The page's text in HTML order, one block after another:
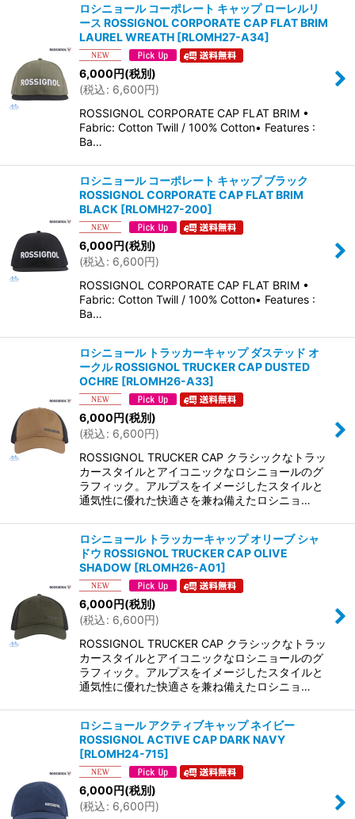
ロシニョール コーポレート キャップ ローレルリ
ース ROSSIGNOL CORPORATE CAP FLAT BRIM
LAUREL WREATH [RLOMH27-A34]
6,000円(税別)
(税込: 6,600円)
ROSSIGNOL CORPORATE CAP FLAT BRIM •
Fabric: Cotton Twill / 100% Cotton• Features :
Ba…
ロシニョール コーポレート キャップ ブラック
ROSSIGNOL CORPORATE CAP FLAT BRIM
BLACK [RLOMH27-200]
6,000円(税別)
(税込: 6,600円)
ROSSIGNOL CORPORATE CAP FLAT BRIM •
Fabric: Cotton Twill / 100% Cotton• Features :
Ba…
ロシニョール トラッカーキャップ ダステッド オ
ークル ROSSIGNOL TRUCKER CAP DUSTED
OCHRE [RLOMH26-A33]
6,000円(税別)
(税込: 6,600円)
ROSSIGNOL TRUCKER CAP クラシックなトラッ
カースタイルとアイコニックなロシニョールのグ
ラフィック。アルプスをイメージしたスタイルと
通気性に優れた快適さを兼ね備えたロシニョ…
ロシニョール トラッカーキャップ オリーブ シャ
ドウ ROSSIGNOL TRUCKER CAP OLIVE
SHADOW [RLOMH26-A01]
6,000円(税別)
(税込: 6,600円)
ROSSIGNOL TRUCKER CAP クラシックなトラッ
カースタイルとアイコニックなロシニョールのグ
ラフィック。アルプスをイメージしたスタイルと
通気性に優れた快適さを兼ね備えたロシニョ…
ロシニョール アクティブキャップ ネイビー
ROSSIGNOL ACTIVE CAP DARK NAVY
[RLOMH24-715]
6,000円(税別)
(税込: 6,600円)